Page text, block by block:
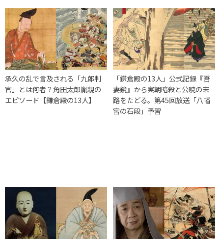
承久の乱で言及される「九郎判
官」とは何者？角田太郎胤親の
エピソード【鎌倉殿の13人】
「鎌倉殿の13人」公式記録『吾
妻鏡』から実朝暗殺と公暁の末
路をたどる。第45回放送「八幡
宮の石段」予習